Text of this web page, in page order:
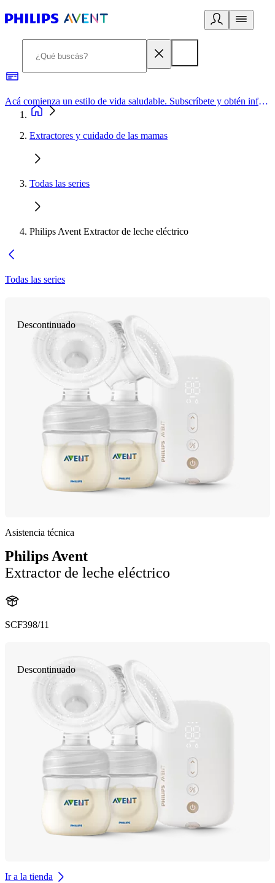
Acá comienza un estilo de vida saludable. Subscríbete y obtén información de primera mano
Extractores y cuidado de las mamas
Todas las series
Philips Avent Extractor de leche eléctrico
Todas las series
Descontinuado
Asistencia técnica
Philips Avent
Extractor de leche eléctrico
SCF398/11
Descontinuado
Ir a la tienda